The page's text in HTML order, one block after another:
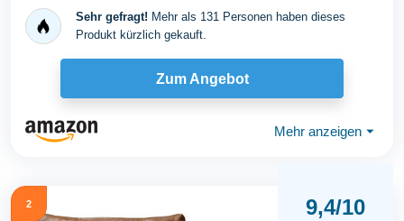
Kissen...Sehr gefragt! Mehr als 131 Personen haben dieses
Produkt kürzlich gekauft.
Zum Angebot
Mehr anzeigen ⏷
2 9,4/10